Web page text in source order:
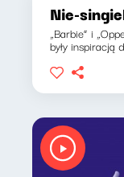
Nie-
„Barbie” i
były inspiracją